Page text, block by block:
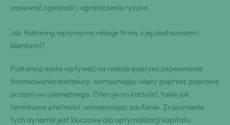
zapewnić zgodność i ograniczenie ryzyka.
Jak faktoring wpływa na relacje firmy z jej dostawcami i
klientami?
Faktoring może wpływać na relacje poprzez zapewnienie
finansowania dostawcy, wzmacniając więzy poprzez poprawę
przepływu pieniężnego. Oferuje on korzyści, takie jak
terminowe płatności, wzmacniając zaufanie. Zrozumienie
tych dynamik jest kluczowe dla optymalizacji kapitału